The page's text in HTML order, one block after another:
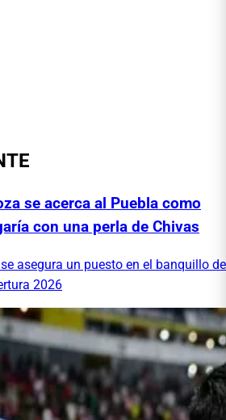
se acerca al Puebla como
con una perla de Chivas
asegura un puesto en el banquillo de
2026